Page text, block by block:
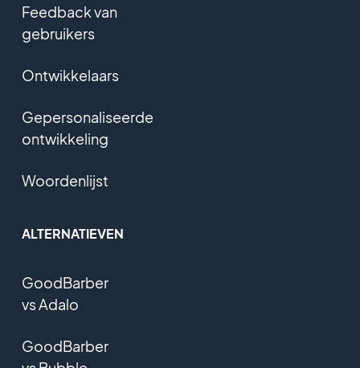
Feedback van
gebruikers
Ontwikkelaars
Gepersonaliseerde
ontwikkeling
Woordenlijst
ALTERNATIEVEN
GoodBarber
vs Adalo
GoodBarber